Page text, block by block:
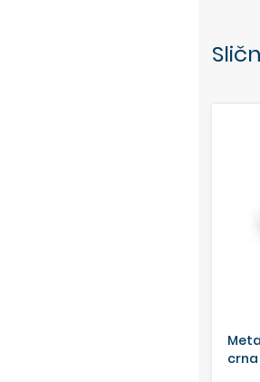
crna